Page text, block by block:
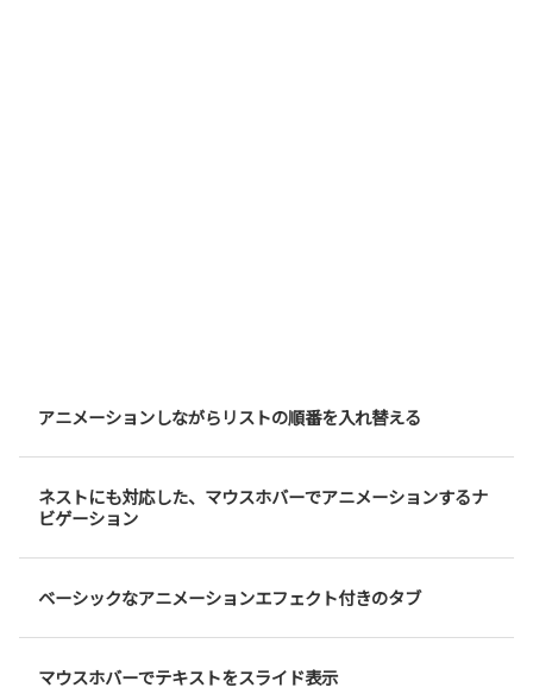
アニメーションしながらリストの順番を入れ替える
ネストにも対応した、マウスホバーでアニメーションするナ
ビゲーション
ベーシックなアニメーションエフェクト付きのタブ
マウスホバーでテキストをスライド表示